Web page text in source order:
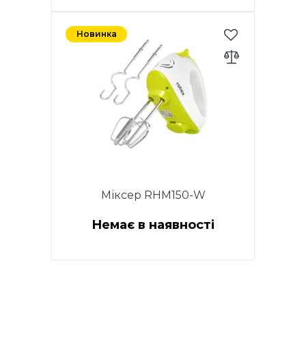
швидкостей. Хромовані
насадки. 2 віночка для
збивання яєць і кремів.
Насадки для тіста. Кнопка
вилучення насадок. Колір
білий. Гарантія - 1 рік.
Новинка
Міксер RHM150-W
Немає в наявності